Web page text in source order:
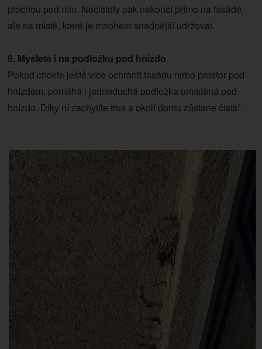
plochou pod ním. Nečistoty pak nekončí přímo na fasádě,
ale na místě, které je mnohem snadnější udržovat.
6. Myslete i na podložku pod hnízdo
Pokud chcete ještě více ochránit fasádu nebo prostor pod
hnízdem, pomáhá i jednoduchá podložka umístěná pod
hnízdo. Díky ní zachytíte trus a okolí domu zůstane čistší.